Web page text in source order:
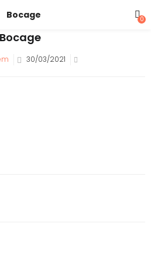
Bocage 0
Bocage
30/03/2021